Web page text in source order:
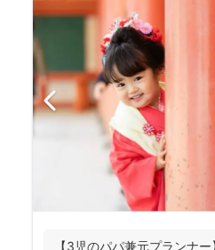
【3児のパパ兼元プランナ